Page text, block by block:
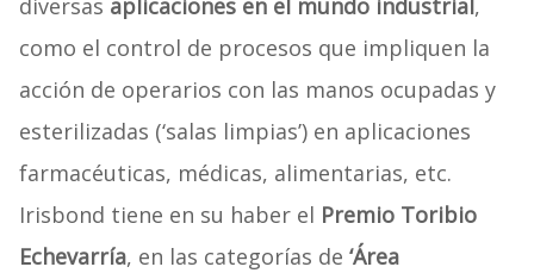
diversas aplicaciones en el mundo industrial,
como el control de procesos que impliquen la
acción de operarios con las manos ocupadas y
esterilizadas (‘salas limpias’) en aplicaciones
farmacéuticas, médicas, alimentarias, etc.
Irisbond tiene en su haber el Premio Toribio
Echevarría, en las categorías de ‘Área